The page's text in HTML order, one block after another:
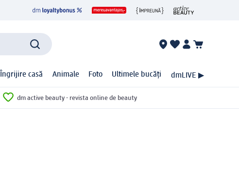
Îngrijire casă Animale Foto Ultimele bucăți dmLIVE ▶
dm active beauty - revista online de beauty